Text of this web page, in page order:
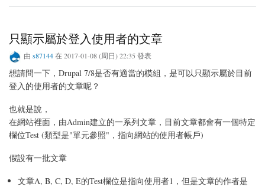
只顯示屬於登入使用者的文章
由 s87144在 2017-01-08 (周日) 22:35 發表
想請問一下，Drupal 7/8是否有適當的模組，是可以只顯示屬於目前
登入的使用者的文章呢？
也就是說，
在網站裡面，由Admin建立的一系列文章，目前文章都會有一個特定
欄位Test (類型是"單元參照"，指向網站的使用者帳戶)
假設有一批文章
文章A, B, C, D, E的Test欄位是指向使用者1，但是文章的作者是